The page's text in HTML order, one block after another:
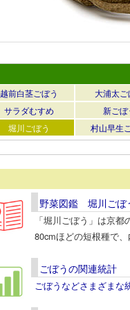
越前白茎ごぼう 大浦太ご
サラダむすめ
新ごぼ
堀川ごぼう
村山早生
野菜図鑑 堀川ごぼ
「堀川ごぼう」は京
80cmほどの短根種で
ごぼうの関連統計
ごぼうなどさまざまな